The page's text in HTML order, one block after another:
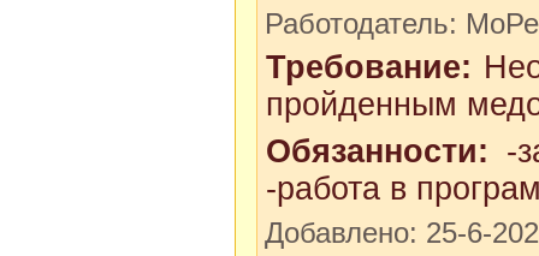
Работодатель:
Требование:
пройденным
Обязанности: -
-работа в
Добавлено: 25-6-